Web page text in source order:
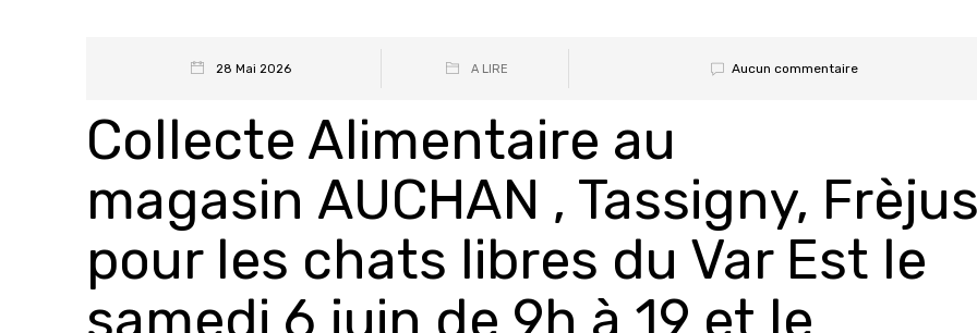
28 Mai 2026 A LIRE Aucun commentaire
Collecte Alimentaire au
magasin AUCHAN , Tassigny,
pour les chats libres du Var Est le
samedi 6 juin de 9h à 19 et le